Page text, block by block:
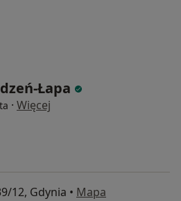
Łapa
· Więcej
12, Gdynia • Mapa